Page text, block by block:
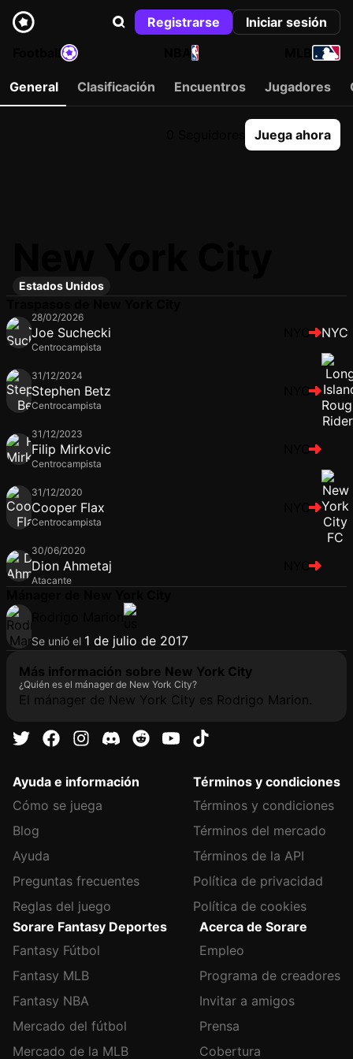
Registrarse
Iniciar sesión
NBA
General Clasificación Encuentros Jugadores
Juega ahora
Estados Unidos
28/02/2026
Joe Suchecki
Centrocampista
NYC NYC
31/12/2024
Stephen Betz
Centrocampista
NYC
31/12/2023
Filip Mirkovic
Centrocampista
NYC
31/12/2020
Cooper Flax
Centrocampista
NYC
30/06/2020
Dion Ahmetaj
Atacante
NYC
Se unió el 1 de julio de 2017
Más información sobre New York City
¿Quién es el mánager de New York City?
El mánager de New York City es Rodrigo Marion.
Ayuda e información
Cómo se juega
Blog
Ayuda
Preguntas frecuentes
Reglas del juego
Términos y condiciones
Términos y condiciones
Términos del mercado
Términos de la API
Política de privacidad
Política de cookies
Sorare Fantasy Deportes
Fantasy Fútbol
Fantasy MLB
Fantasy NBA
Mercado del fútbol
Mercado de la MLB
Acerca de Sorare
Empleo
Programa de creadores
Invitar a amigos
Prensa
Cobertura